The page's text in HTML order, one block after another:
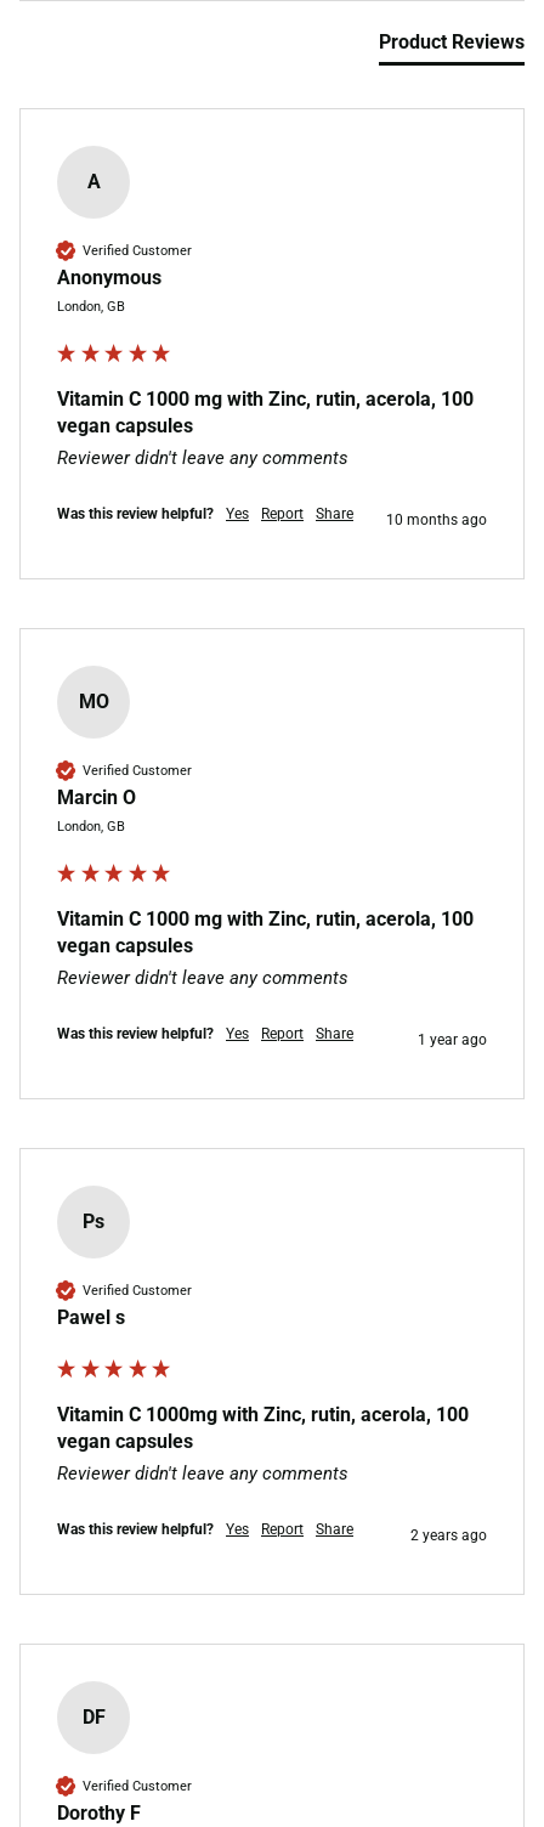
Product Reviews
A
Verified Customer
Anonymous
London, GB
Vitamin C 1000 mg with Zinc, rutin, acerola, 100
vegan capsules
Reviewer didn't leave any comments
Was this review helpful? Yes Report Share 10 months ago
MO
Verified Customer
Marcin O
London, GB
Vitamin C 1000 mg with Zinc, rutin, acerola, 100
vegan capsules
Reviewer didn't leave any comments
Was this review helpful? Yes Report Share 1 year ago
Ps
Verified Customer
Pawel s
Vitamin C 1000mg with Zinc, rutin, acerola, 100
vegan capsules
Reviewer didn't leave any comments
Was this review helpful? Yes Report Share 2 years ago
DF
Verified Customer
Dorothy F